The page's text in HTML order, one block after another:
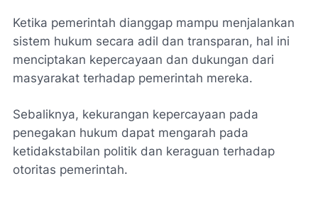
Ketika pemerintah dianggap mampu menjalankan
sistem hukum secara adil dan transparan, hal ini
menciptakan kepercayaan dan dukungan dari
masyarakat terhadap pemerintah mereka.
Sebaliknya, kekurangan kepercayaan pada
penegakan hukum dapat mengarah pada
ketidakstabilan politik dan keraguan terhadap
otoritas pemerintah.